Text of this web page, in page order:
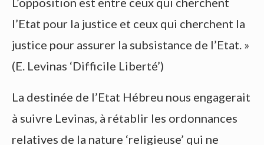
l’Etat pour la justice et ceux qui cherchent la
justice pour assurer la subsistance de l’Etat. »
(E. Levinas ‘Difficile Liberté’)
La destinée de l’Etat Hébreu nous engagerait
à suivre Levinas, à rétablir les ordonnances
relatives de la nature ‘religieuse’ qui ne